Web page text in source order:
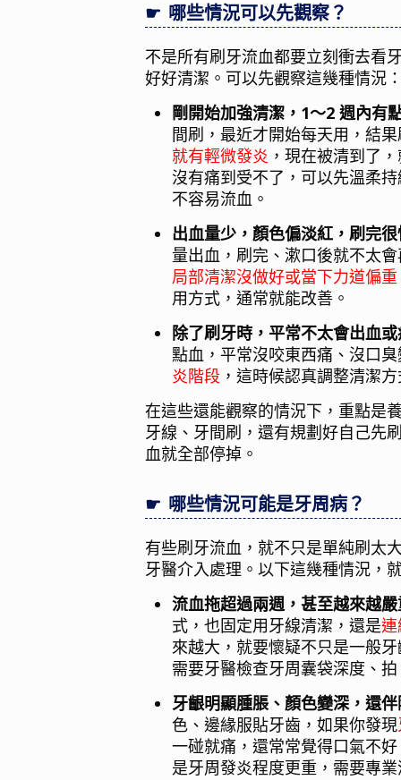
哪些情況可以先觀察？
不是所有刷牙流血都要立刻衝去看
好好清潔。可以先觀察這幾種情況
剛開始加強清潔，1～2 週內有
間刷，最近才開始每天用，結
就有輕微發炎 ，現在被清到了
沒有痛到受不了，可以先溫柔
不容易流血。
出血量少，顏色偏淡紅，刷完
量出血，刷完、漱口後就不太
局部清潔沒做好或當下力道偏重
用方式，通常就能改善。
除了刷牙時，平常不太會出血
點血，平常沒咬東西痛、沒口
炎階段，這時候認真調整清潔
在這些還能觀察的情況下，重點是
牙線、牙間刷，還有規劃好自己先
血就全部停掉。
哪些情況可能是牙周病？
有些刷牙流血，就不只是單純刷太
牙醫介入處理。以下這幾種情況，
流血拖超過兩週，甚至越來越
式，也固定用牙線清潔，還是
來越大，就要懷疑不只是一般
需要牙醫檢查牙周囊袋深度、
牙齦明顯腫脹、顏色變深，還
色、邊緣服貼牙齒，如果你發現
一碰就痛，還常常覺得口氣不
是牙周發炎程度更重，需要專